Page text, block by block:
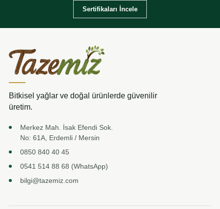
Sertifikaları İncele
Bitkisel yağlar ve doğal ürünlerde güvenilir
üretim.
Merkez Mah. İsak Efendi Sok.
No: 61A, Erdemli / Mersin
0850 840 40 45
0541 514 88 68 (WhatsApp)
bilgi@tazemiz.com